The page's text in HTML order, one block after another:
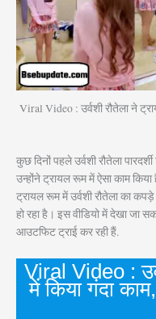
Viral Video : उर्वशी रौतेला ने
कुछ दिनों पहले उर्वशी रौतेला
उन्होंने ट्रायल रूम में ऐसा काम
ट्रायल रूम में उर्वशी रौतेला का
हो रहा है। इस वीडियो में देखा जा
आउटफिट ट्राई कर रही हैं.
Viral Video :
में किया गंदा